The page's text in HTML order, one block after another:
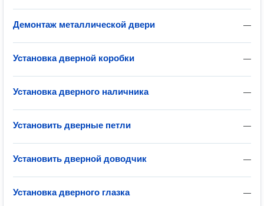
—
Демонтаж металлической двери
—
Установка дверной коробки
—
Установка дверного наличника
—
Установить дверные петли
—
Установить дверной доводчик
—
Установка дверного глазка